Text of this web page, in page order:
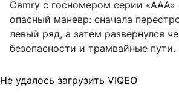
Camry с госномером серии
опасный маневр: сначала
левый ряд, а затем развернулся
безопасности и трамвайные пути.
Не удалось загрузить VIQEO